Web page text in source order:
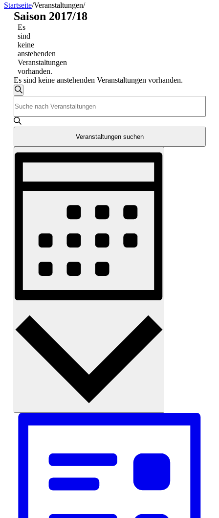
Startseite/Veranstaltungen/
Saison 2017/18
Es
sind
keine
anstehenden
Veranstaltungen
vorhanden.
Es sind keine anstehenden Veranstaltungen vorhanden.
Veranstaltungen
Suche
und
Ansichten,
Navigation
Suche
Schlüsselwort
eingeben.
Suche
Veranstaltungen
Schlüsselwort.
Veranstaltungen suchen
Veranstaltung
Ansichten-